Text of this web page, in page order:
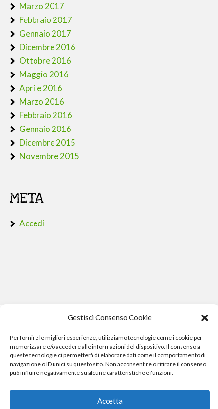
Gestisci Consenso Cookie
Per fornire le migliori esperienze, utilizziamo tecnologie come i cookie per
memorizzare e/o accedere alle informazioni del dispositivo. Il consenso a
queste tecnologie ci permetterà di elaborare dati come il comportamento di
navigazione o ID unici su questo sito. Non acconsentire o ritirare il consenso
può influire negativamente su alcune caratteristiche e funzioni.
Accetta
Marzo 2017
Febbraio 2017
Gennaio 2017
Dicembre 2016
Ottobre 2016
Maggio 2016
Aprile 2016
Marzo 2016
Febbraio 2016
Gennaio 2016
Dicembre 2015
Novembre 2015
META
Accedi
Phone Crash - riparazione iphone pisa smartphone computer
e gopro